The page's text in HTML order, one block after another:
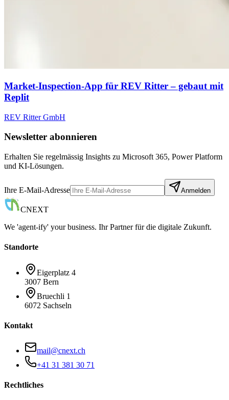
Market-Inspection-App für REV Ritter – gebaut mit
Replit
REV Ritter GmbH
Newsletter abonnieren
Erhalten Sie regelmässig Insights zu Microsoft 365, Power Platform
und KI-Lösungen.
Ihre E-Mail-Adresse Anmelden
CNEXT
We 'agent-ify' your business. Ihr Partner für die digitale Zukunft.
Standorte
Eigerplatz 4
3007 Bern
Bruechli 1
6072 Sachseln
Kontakt
mail@cnext.ch
+41 31 381 30 71
Rechtliches